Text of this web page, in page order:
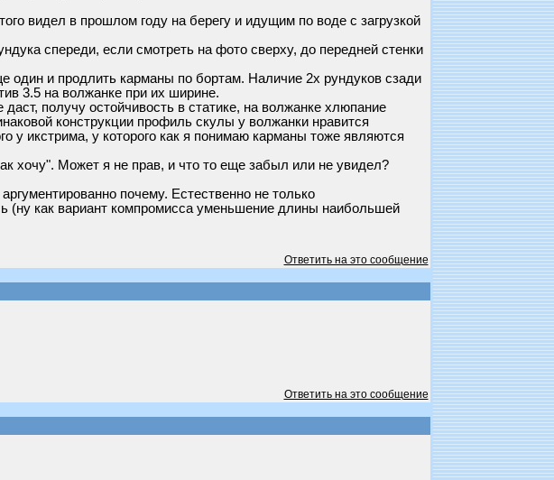
видел в прошлом году на берегу и идущим по воде с загрузкой
спереди, если смотреть на фото сверху, до передней стенки
один и продлить карманы по бортам. Наличие 2х рундуков сзади
3.5 на волжанке при их ширине.
получу остойчивость в статике, на волжанке хлюпание
конструкции профиль скулы у волжанки нравится
икстрима, у которого как я понимаю карманы тоже являются
хочу". Может я не прав, и что то еще забыл или не увидел?
почему. Естественно не только
(ну как вариант компромисса уменьшение длины наибольшей
Ответить на это сообщение
Ответить на это сообщение